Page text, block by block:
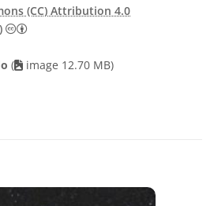
(CC) Attribution 4.0
Creative Commons (CC)
( image 12.70 MB)